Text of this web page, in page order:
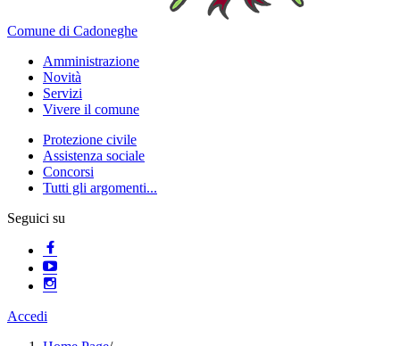
Comune di Cadoneghe
Amministrazione
Novità
Servizi
Vivere il comune
Protezione civile
Assistenza sociale
Concorsi
Tutti gli argomenti...
Seguici su
Accedi